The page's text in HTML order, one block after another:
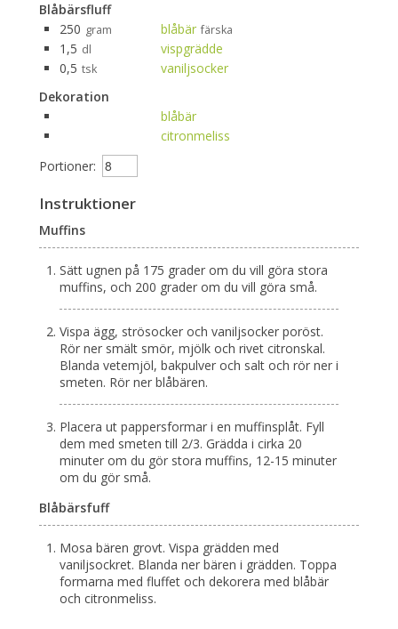
Blåbärsfluff
250 gram blåbär färska
1,5 dl
vispgrädde
0,5 tsk
vaniljsocker
Dekoration
blåbär
citronmeliss
Portioner:
Instruktioner
Muffins
Sätt ugnen på 175 grader om du vill göra stora
muffins, och 200 grader om du vill göra små.
Vispa ägg, strösocker och vaniljsocker poröst.
Rör ner smält smör, mjölk och rivet citronskal.
Blanda vetemjöl, bakpulver och salt och rör ner i
smeten. Rör ner blåbären.
Placera ut pappersformar i en muffinsplåt. Fyll
dem med smeten till 2/3. Grädda i cirka 20
minuter om du gör stora muffins, 12-15 minuter
om du gör små.
Blåbärsfuff
Mosa bären grovt. Vispa grädden med
vaniljsockret. Blanda ner bären i grädden. Toppa
formarna med fluffet och dekorera med blåbär
och citronmeliss.